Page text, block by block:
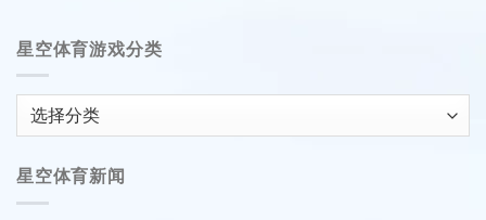
星空体育游戏分类
育
游
星空体育新闻